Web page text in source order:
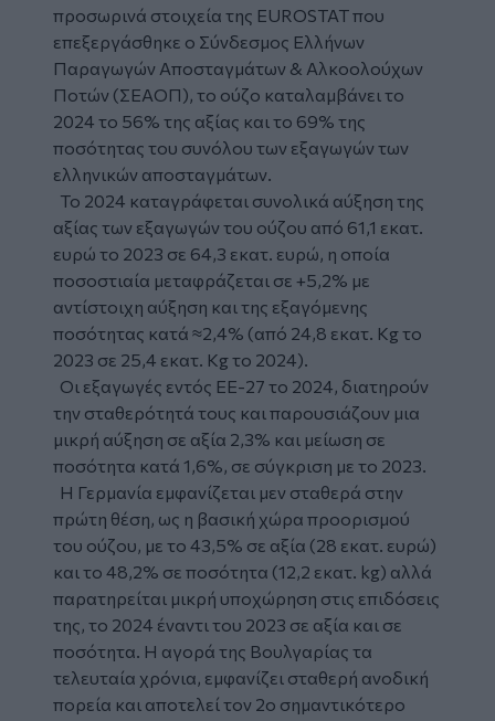
προσωρινά στοιχεία της EUROSTAT που
επεξεργάσθηκε ο Σύνδεσμος Ελλήνων
Παραγωγών Αποσταγμάτων & Αλκοολούχων
Ποτών (ΣΕΑΟΠ), το ούζο καταλαμβάνει το
2024 το 56% της αξίας και το 69% της
ποσότητας του συνόλου των εξαγωγών των
ελληνικών αποσταγμάτων.
Το 2024 καταγράφεται συνολικά αύξηση της
αξίας των εξαγωγών του ούζου από 61,1 εκατ.
ευρώ το 2023 σε 64,3 εκατ. ευρώ, η οποία
ποσοστιαία μεταφράζεται σε +5,2% με
αντίστοιχη αύξηση και της εξαγόμενης
ποσότητας κατά ≈2,4% (από 24,8 εκατ. Kg το
2023 σε 25,4 εκατ. Kg το 2024).
Οι εξαγωγές εντός ΕΕ-27 το 2024, διατηρούν
την σταθερότητά τους και παρουσιάζουν μια
μικρή αύξηση σε αξία 2,3% και μείωση σε
ποσότητα κατά 1,6%, σε σύγκριση με το 2023.
Η Γερμανία εμφανίζεται μεν σταθερά στην
πρώτη θέση, ως η βασική χώρα προορισμού
του ούζου, με το 43,5% σε αξία (28 εκατ. ευρώ)
και το 48,2% σε ποσότητα (12,2 εκατ. kg) αλλά
παρατηρείται μικρή υποχώρηση στις επιδόσεις
της, το 2024 έναντι του 2023 σε αξία και σε
ποσότητα. Η αγορά της Βουλγαρίας τα
τελευταία χρόνια, εμφανίζει σταθερή ανοδική
πορεία και αποτελεί τον 2ο σημαντικότερο